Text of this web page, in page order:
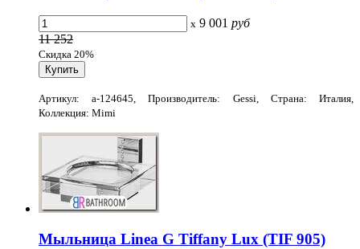
x 9 001 руб
11 252
Скидка 20%
Артикул: a-124645, Производитель: Gessi, Страна: Италия,
Коллекция: Mimi
Мыльница Linea G Tiffany Lux (TIF 905)